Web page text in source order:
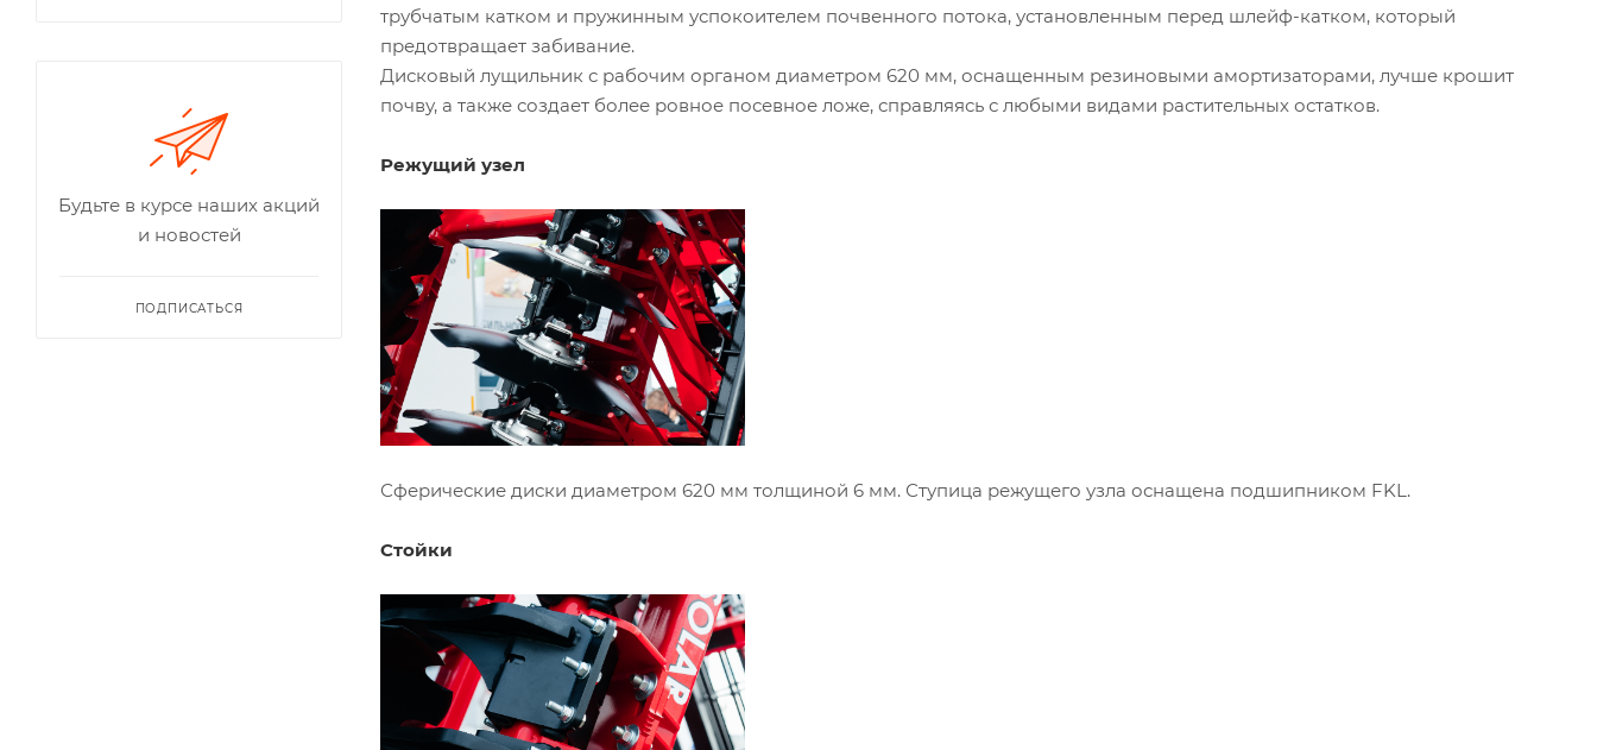
трубчатым катком и пружинным успокоителем почвенного потока, установленным перед шлейф-катком, который
предотвращает забивание.
Дисковый лущильник с рабочим органом диаметром 620 мм, оснащенным резиновыми амортизаторами, лучше крошит
почву, а также создает более ровное посевное ложе, справляясь с любыми видами растительных остатков.
Режущий узел
Сферические диски диаметром 620 мм толщиной 6 мм. Ступица режущего узла оснащена подшипником FKL.
Стойки
Будьте в курсе наших акций
и новостей
ПОДПИСАТЬСЯ